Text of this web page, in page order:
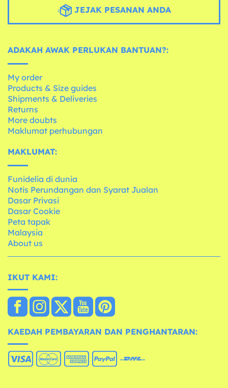
JEJAK PESANAN ANDA
ADAKAH AWAK PERLUKAN BANTUAN?:
My order
Products & Size guides
Shipments & Deliveries
Returns
More doubts
Maklumat perhubungan
MAKLUMAT:
Funidelia di dunia
Notis Perundangan dan Syarat Jualan
Dasar Privasi
Dasar Cookie
Peta tapak
Malaysia
About us
IKUT KAMI:
KAEDAH PEMBAYARAN DAN PENGHANTARAN: